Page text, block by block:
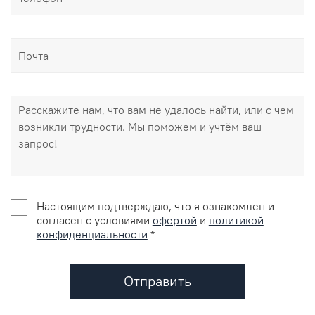
Настоящим подтверждаю, что я ознакомлен и
согласен с условиями офертой и политикой
конфиденциальности *
Отправить